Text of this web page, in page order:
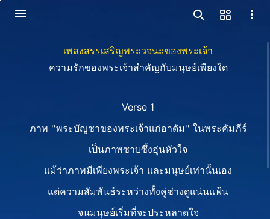
เพลงสรรเสริญพระวจนะของพระเจ้า
ความรักของพระเจ้าสำคัญกับมนุษย์เพียงใด
Verse 1
ภาพ ''พระบัญชาของพระเจ้าแก่อาดัม'' ในพระคัมภีร์
เป็นภาพซาบซึ้งอุ่นหัวใจ
แม้ว่าภาพมีเพียงพระเจ้า และมนุษย์เท่านั้นเอง
แต่ความสัมพันธ์ระหว่างทั้งคู่ช่างดูแน่นแฟ้น
จนมนุษย์เริ่มที่จะประหลาดใจ